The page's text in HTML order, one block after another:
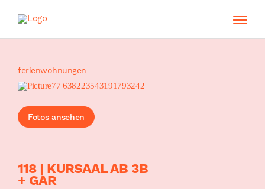
ferienwohnungen
Fotos ansehen
118 | KURSAAL AB 3B
+ GAR